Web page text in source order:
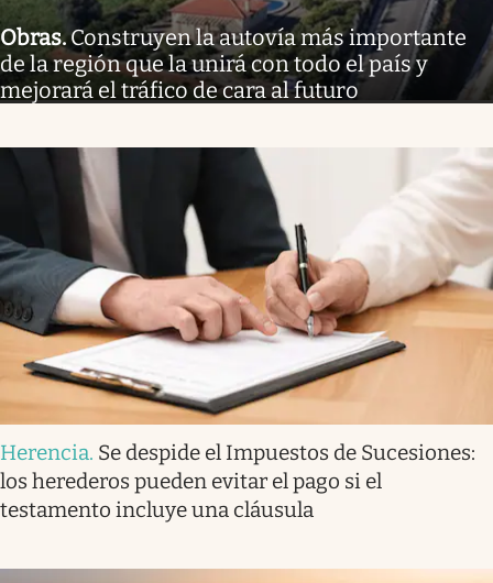
Obras.Construyen la autovía más importante
de la región que la unirá con todo el país y
mejorará el tráfico de cara al futuro
Herencia. Se despide el Impuestos de Sucesiones:
los herederos pueden evitar el pago si el
testamento incluye una cláusula